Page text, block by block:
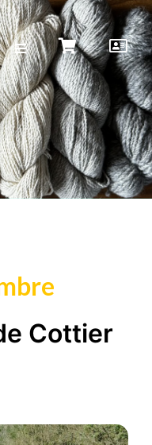
Cottier